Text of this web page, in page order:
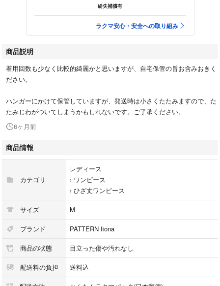
紛失補償有
ラクマ安心・安全への取り組み
商品説明
着用回数も少なく比較的綺麗かと思いますが、自宅保管の旨お含みおきく
ださい。
ハンガーにかけて保管していますが、発送時は小さくたたみますので、た
たみじわがついてしまうかもしれないです。ご了承ください。
6ヶ月前
商品情報
カテゴリ
レディース
› ワンピース
› ひざ丈ワンピース
サイズ M
ブランド PATTERN fiona
商品の状態 目立った傷や汚れなし
配送料の負担 送料込